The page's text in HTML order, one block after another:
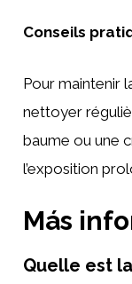
Conseils
Pour maintenir
nettoyer
baume ou une
l’exposition
Más
Quelle est